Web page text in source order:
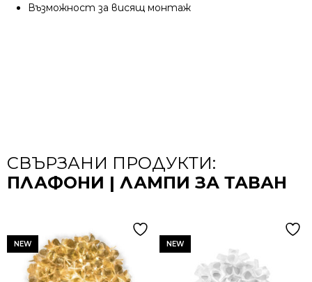
Възможност за висящ монтаж
СВЪРЗАНИ ПРОДУКТИ:
ПЛАФОНИ | ЛАМПИ ЗА ТАВАН
NEW NEW